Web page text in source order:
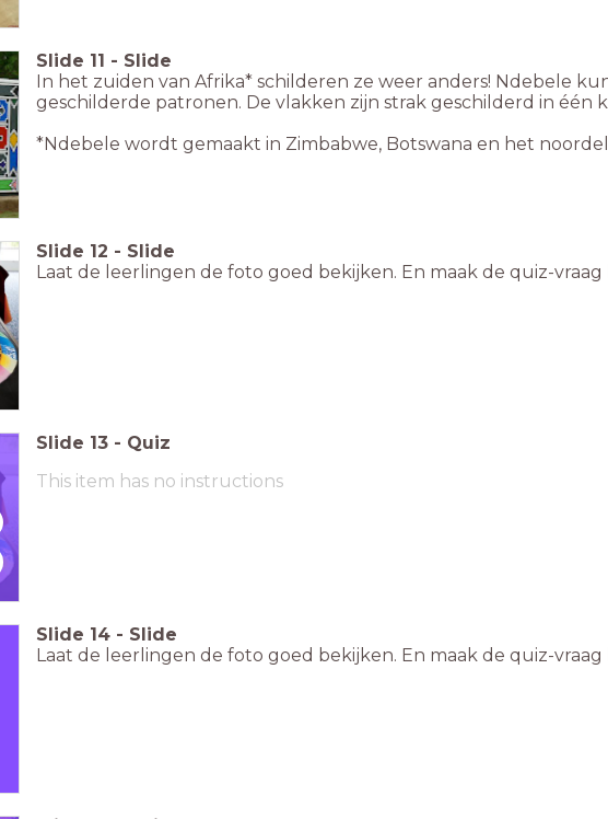
Slide 11 - Slide
In het zuiden van Afrika* schilderen ze weer anders! Ndebele
geschilderde patronen. De vlakken zijn strak geschilderd in één
*Ndebele wordt gemaakt in Zimbabwe, Botswana en het
Slide 12 - Slide
Laat de leerlingen de foto goed bekijken. En maak de quiz-vraag
Slide 13 - Quiz
This item has no instructions
Slide 14 - Slide
Laat de leerlingen de foto goed bekijken. En maak de quiz-vraag